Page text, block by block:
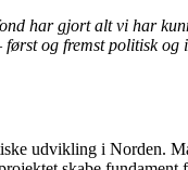
har gjort alt vi har
og fremst politisk
udvikling i Norden.